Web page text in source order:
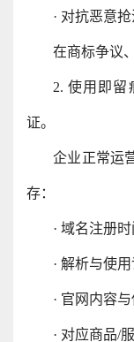
· 对抗恶意
在商标争议
2. 使用即
证。
企业正常运
存：
· 域名注册时
· 解析与使
· 官网内容
· 对应商品/